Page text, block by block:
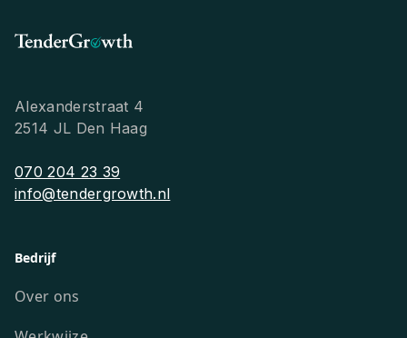
Alexanderstraat 4
2514 JL Den Haag
070 204 23 39
info@tendergrowth.nl
Bedrijf
Over ons